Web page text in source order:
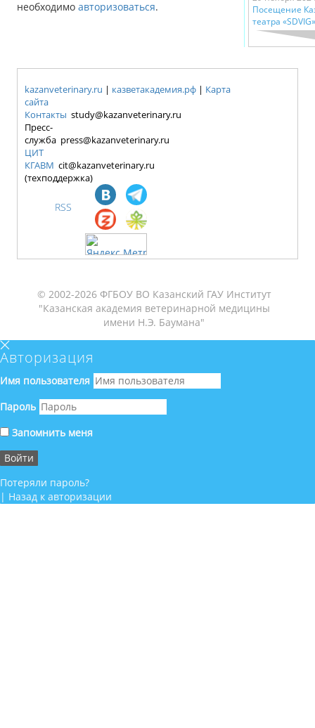
необходимо авторизоваться.
Посещение
театра «SDVIG»
kazanveterinary.ru | казветакадемия.рф | Карта
сайта
Контакты study@kazanveterinary.ru
Пресс-
служба press@kazanveterinary.ru
ЦИТ
КГАВМ cit@kazanveterinary.ru
(техподдержка)
RSS
© 2002-2026 ФГБОУ ВО Казанский ГАУ Институт
"Казанская академия ветеринарной медицины
имени Н.Э. Баумана"
Авторизация
Имя пользователя
Пароль
Запомнить меня
Потеряли пароль?
| Назад к авторизации